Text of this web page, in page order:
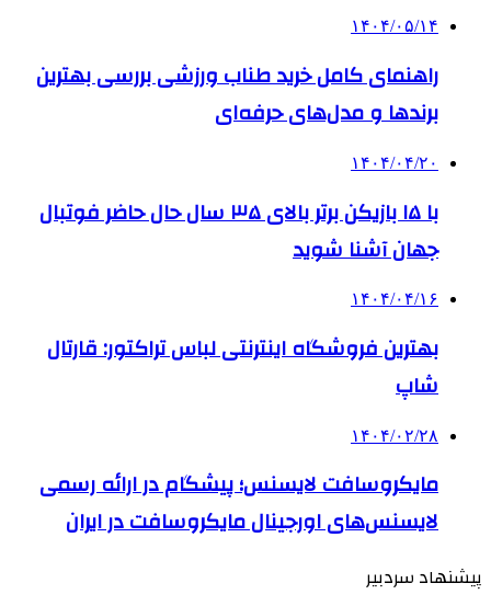
۱۴۰۴/۰۵/۱۴
راهنمای کامل خرید طناب ورزشی بررسی بهترین
برندها و مدل‌های حرفه‌ای
۱۴۰۴/۰۴/۲۰
با ۱۵ بازیکن برتر بالای ۳۵ سال حال حاضر فوتبال
جهان آشنا شوید
۱۴۰۴/۰۴/۱۶
بهترین فروشگاه اینترنتی لباس تراکتور: قارتال
شاپ
۱۴۰۴/۰۲/۲۸
مایکروسافت لایسنس؛ پیشگام در ارائه رسمی
لایسنس‌های اورجینال مایکروسافت در ایران
پیشنهاد سردبیر